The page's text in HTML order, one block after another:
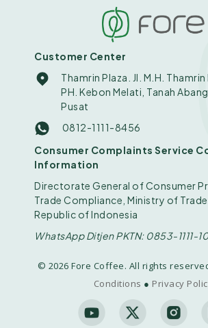
Customer Center
Thamrin Plaza. Jl. M.H. Thamrin
PH. Kebon Melati, Tanah
Pusat
0812-1111-8456
Consumer Complaints Service
Information
Directorate General of Consumer
Trade Compliance, Ministry of
Republic of Indonesia
WhatsApp Ditjen PKTN: 0853-1111-
© 2026 Fore Coffee. All rights
Conditions ● Privacy